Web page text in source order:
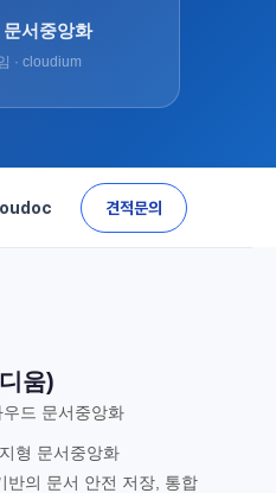
서중앙화
· cloudium
견적문의
움)
드 문서중앙화
형 문서중앙화
반의 문서 안전 저장, 통합